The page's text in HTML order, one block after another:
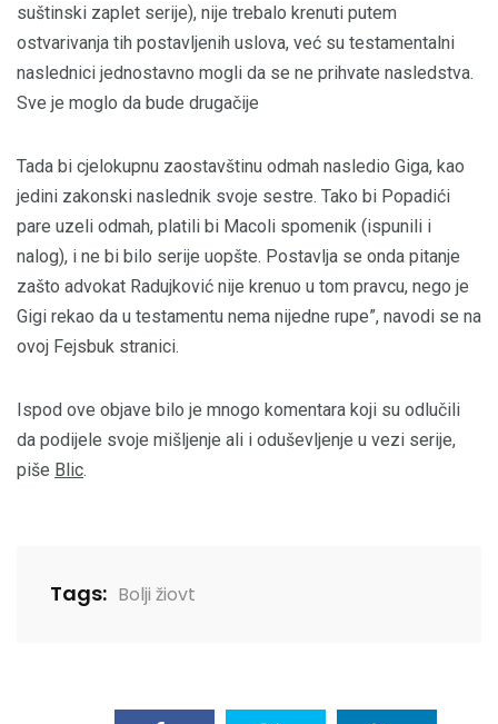
suštinski zaplet serije), nije trebalo krenuti putem
ostvarivanja tih postavljenih uslova, već su testamentalni
naslednici jednostavno mogli da se ne prihvate nasledstva.
Sve je moglo da bude drugačije
Tada bi cjelokupnu zaostavštinu odmah nasledio Giga, kao
jedini zakonski naslednik svoje sestre. Tako bi Popadići
pare uzeli odmah, platili bi Macoli spomenik (ispunili i
nalog), i ne bi bilo serije uopšte. Postavlja se onda pitanje
zašto advokat Radujković nije krenuo u tom pravcu, nego je
Gigi rekao da u testamentu nema nijedne rupe”, navodi se na
ovoj Fejsbuk stranici.
Ispod ove objave bilo je mnogo komentara koji su odlučili
da podijele svoje mišljenje ali i oduševljenje u vezi serije,
piše Blic.
Tags: Bolji žiovt